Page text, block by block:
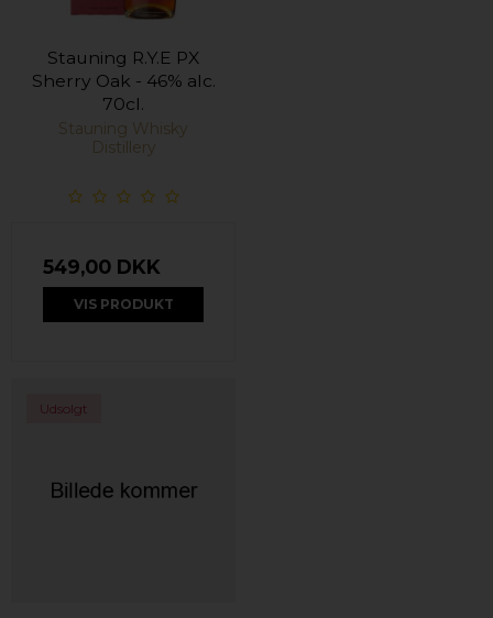
Stauning R.Y.E PX
Sherry Oak - 46% alc.
70cl.
Stauning Whisky
Distillery
549,00 DKK
VIS PRODUKT
Udsolgt